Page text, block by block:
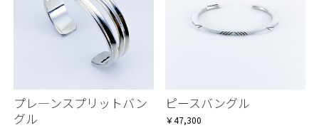
プレ―ンスプリットバン
グル
ピースバングル
￥47,300